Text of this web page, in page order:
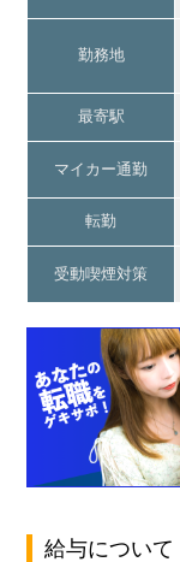
勤務地
最寄駅
マイカー通勤
転勤
受動喫煙対策
給与について